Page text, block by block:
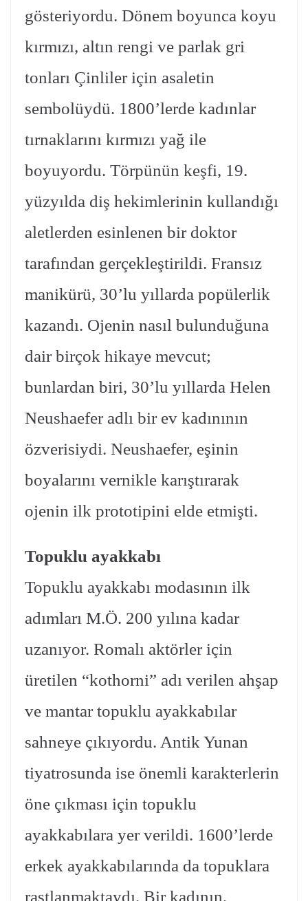
gösteriyordu. Dönem boyunca koyu
kırmızı, altın rengi ve parlak gri
tonları Çinliler için asaletin
sembolüydü. 1800’lerde kadınlar
tırnaklarını kırmızı yağ ile
boyuyordu. Törpünün keşfi, 19.
yüzyılda diş hekimlerinin kullandığı
aletlerden esinlenen bir doktor
tarafından gerçekleştirildi. Fransız
manikürü, 30’lu yıllarda popülerlik
kazandı. Ojenin nasıl bulunduğuna
dair birçok hikaye mevcut;
bunlardan biri, 30’lu yıllarda Helen
Neushaefer adlı bir ev kadınının
özverisiydi. Neushaefer, eşinin
boyalarını vernikle karıştırarak
ojenin ilk prototipini elde etmişti.
Topuklu ayakkabı
Topuklu ayakkabı modasının ilk
adımları M.Ö. 200 yılına kadar
uzanıyor. Romalı aktörler için
üretilen “kothorni” adı verilen ahşap
ve mantar topuklu ayakkabılar
sahneye çıkıyordu. Antik Yunan
tiyatrosunda ise önemli karakterlerin
öne çıkması için topuklu
ayakkabılara yer verildi. 1600’lerde
erkek ayakkabılarında da topuklara
rastlanmaktaydı. Bir kadının,